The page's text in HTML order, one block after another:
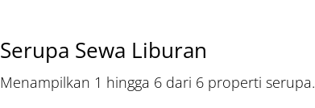
Serupa Sewa Liburan
Menampilkan 1 hingga 6 dari 6 properti serupa.